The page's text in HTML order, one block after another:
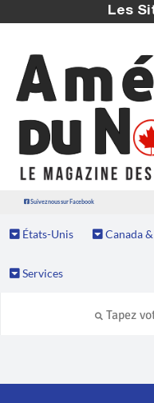
Les
Suivez nous sur Facebook
États-Unis Canada
Services